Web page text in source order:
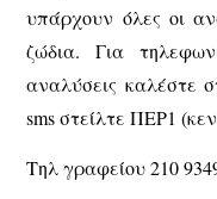
υπάρχουν όλες οι
ζώδια. Για
αναλύσεις καλέστε
sms στείλτε ΠΕΡ1
Τηλ γραφείου 210